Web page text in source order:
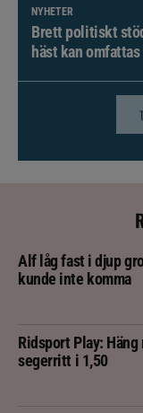
NYHETER
Brett politiskt
häst kan omfattas
Alf låg fast i djup
kunde inte komma
Ridsport Play:
segerritt i 1,50